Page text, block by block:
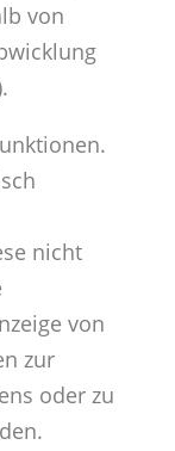
von
nicht
von
zur
oder zu